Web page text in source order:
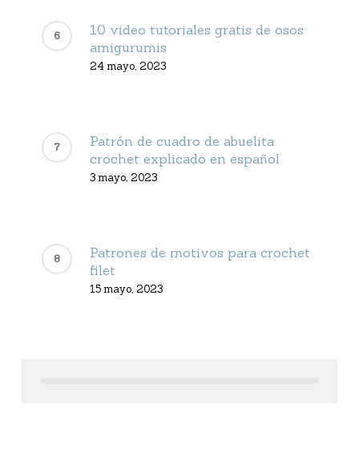
10 video tutoriales gratis de osos
amigurumis
24 mayo, 2023
Patrón de cuadro de abuelita
crochet explicado en español
3 mayo, 2023
Patrones de motivos para crochet
filet
15 mayo, 2023